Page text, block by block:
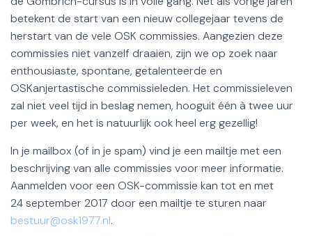
betekent de start van een nieuw collegejaar tevens de
herstart van de vele OSK commissies. Aangezien deze
commissies niet vanzelf draaien, zijn we op zoek naar
enthousiaste, spontane, getalenteerde en
OSKanjertastische commissieleden. Het commissieleven
zal niet veel tijd in beslag nemen, hooguit één à twee uur
per week, en het is natuurlijk ook heel erg gezellig!
In je mailbox (of in je spam) vind je een mailtje met een
beschrijving van alle commissies voor meer informatie.
Aanmelden voor een OSK-commissie kan tot en met
24 september 2017 door een mailtje te sturen naar
bestuur@osk1977.nl.